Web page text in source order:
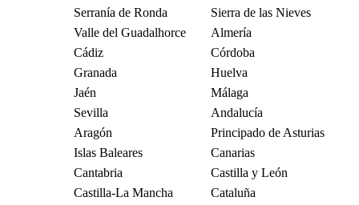
Serranía de Ronda
Sierra de las Nieves
Valle del Guadalhorce
Almería
Cádiz
Córdoba
Granada
Huelva
Jaén
Málaga
Sevilla
Andalucía
Aragón
Principado de Asturias
Islas Baleares
Canarias
Cantabria
Castilla y León
Castilla-La Mancha
Cataluña